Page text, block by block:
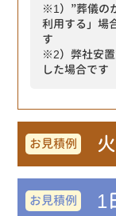
※1）”葬儀の
利用する」場
す
※2）弊社安
した場合です
お見積例
お見積例 1